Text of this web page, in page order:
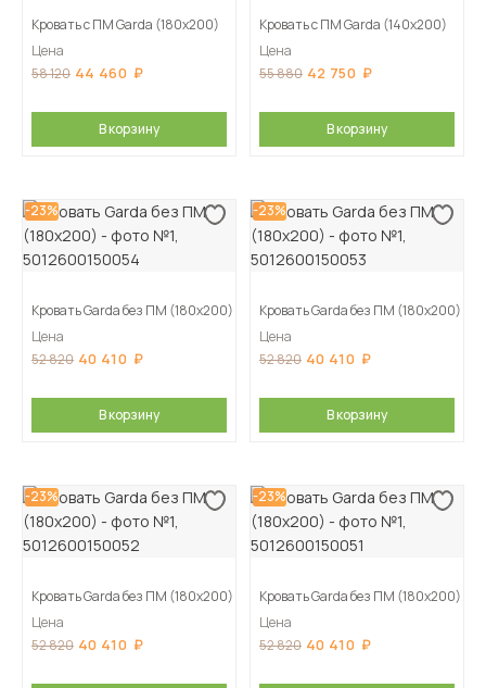
Кровать с ПМ Garda (180х200)
Цена
58 120 44 460
В корзину
Кровать с ПМ Garda (140х200)
Цена
55 880 42 750
В корзину
-23%
Кровать Garda без ПМ (180х200)
Цена
52 820 40 410
В корзину
-23%
Кровать Garda без ПМ (180х200)
Цена
52 820 40 410
В корзину
-23%
Кровать Garda без ПМ (180х200)
Цена
52 820 40 410
-23%
Кровать Garda без ПМ (180х200)
Цена
52 820 40 410